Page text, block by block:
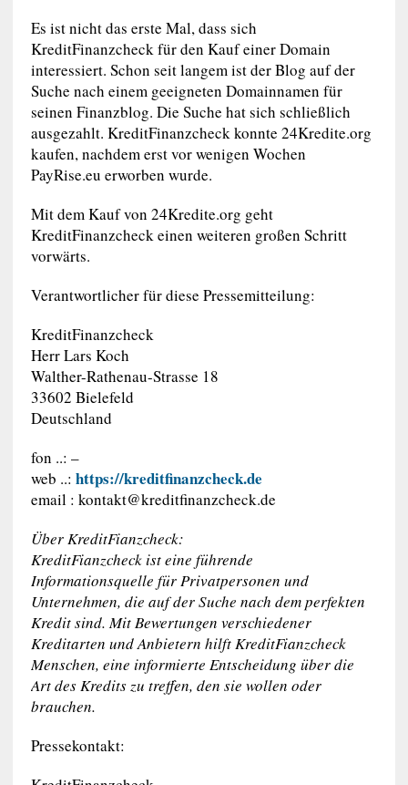
Es ist nicht das erste Mal, dass sich
KreditFinanzcheck für den Kauf einer Domain
interessiert. Schon seit langem ist der Blog auf der
Suche nach einem geeigneten Domainnamen für
seinen Finanzblog. Die Suche hat sich schließlich
ausgezahlt. KreditFinanzcheck konnte 24Kredite.org
kaufen, nachdem erst vor wenigen Wochen
PayRise.eu erworben wurde.
Mit dem Kauf von 24Kredite.org geht
KreditFinanzcheck einen weiteren großen Schritt
vorwärts.
Verantwortlicher für diese Pressemitteilung:
KreditFinanzcheck
Herr Lars Koch
Walther-Rathenau-Strasse 18
33602 Bielefeld
Deutschland
fon ..: –
web ..: https://kreditfinanzcheck.de
email : kontakt@kreditfinanzcheck.de
Über KreditFianzcheck:
KreditFianzcheck ist eine führende
Informationsquelle für Privatpersonen und
Unternehmen, die auf der Suche nach dem perfekten
Kredit sind. Mit Bewertungen verschiedener
Kreditarten und Anbietern hilft KreditFianzcheck
Menschen, eine informierte Entscheidung über die
Art des Kredits zu treffen, den sie wollen oder
brauchen.
Pressekontakt: